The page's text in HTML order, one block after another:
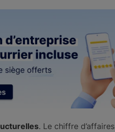
. Le chiffre d’affaires